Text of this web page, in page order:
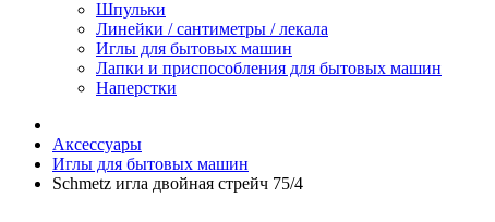
Шпульки
Линейки / сантиметры / лекала
Иглы для бытовых машин
Лапки и приспособления для бытовых машин
Наперстки
Аксессуары
Иглы для бытовых машин
Schmetz игла двойная стрейч 75/4